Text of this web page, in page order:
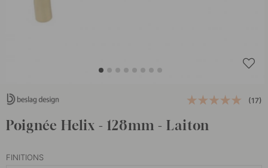
(17)
Poignée Helix - 128mm - Laiton
FINITIONS